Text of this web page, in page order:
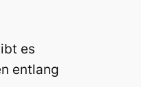
es
entlang